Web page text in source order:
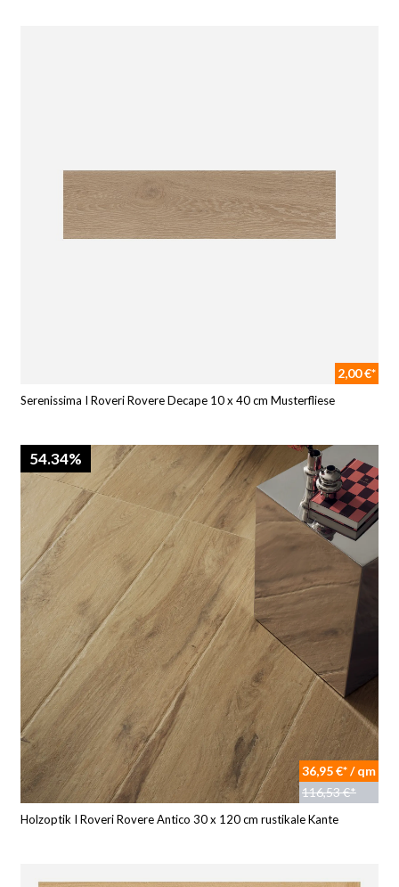
2,00 €*
Serenissima I Roveri Rovere Decape 10 x 40 cm Musterfliese
54.34%
36,95 €* / qm
116,53 €*
Holzoptik I Roveri Rovere Antico 30 x 120 cm rustikale Kante